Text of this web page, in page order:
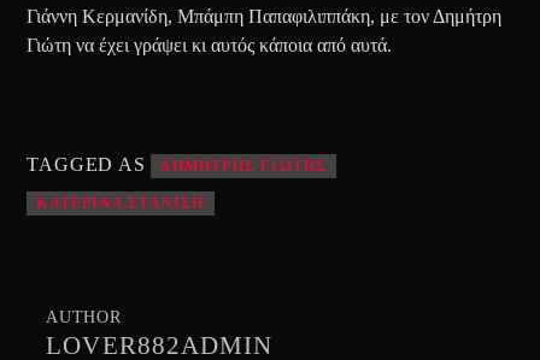
Γιάννη Κερμανίδη, Μπάμπη Παπαφιλιππάκη, με τον Δημήτρη
Γιώτη να έχει γράψει κι αυτός κάποια από αυτά.
TAGGED AS ΔΗΜΗΤΡΗΣ ΓΙΩΤΗΣ
ΚΑΤΕΡΙΝΑ ΣΤΑΝΙΣΗ
AUTHOR
LOVER882ADMIN